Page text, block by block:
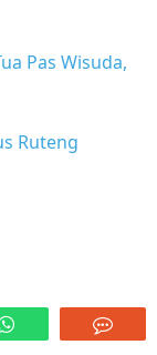
Pas Wisuda,
Ruteng